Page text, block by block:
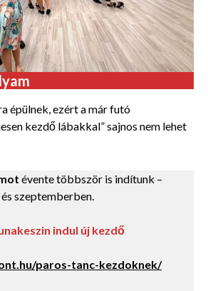
épülnek, ezért a már futó
kezdő lábakkal” sajnos nem lehet
évente többször is indítunk –
szeptemberben.
indul új kezdő
paros-tanc-kezdoknek/